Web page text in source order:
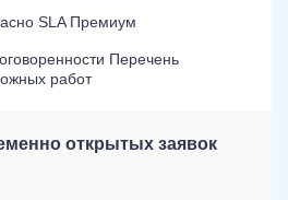
SLA Премиум
Перечень
работ
открытых заявок